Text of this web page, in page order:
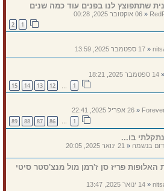
שתתפוצץ לנו בפנים עוד כמה שנים
«06 אוקטובר 2025, 00:28
2
«17 ספטמבר 2025, 13:59
14 ספטמבר 2025, 18:21
12
13
14
15
«26 אפריל 2025, 22:41
…
86
87
88
89
בו...
בנשמה«21 ינואר 2025, 20:05
פריז סן ז'רמן מול מנצ'סטר סיטי
«14 ינואר 2025, 13:47